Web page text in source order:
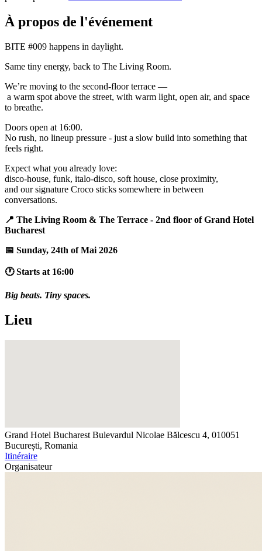
À propos de l'événement
BITE #009 happens in daylight.
Same tiny energy, back to The Living Room.
We’re moving to the second-floor terrace —
a warm spot above the street, with warm light, open air, and space
to breathe.
Doors open at 16:00.
No rush, no lineup pressure - just a slow build into something that
feels right.
Expect what you already love:
disco-house, funk, italo-disco, soft house, close proximity,
and our signature Croco sticks somewhere in between
conversations.
📍 The Living Room & The Terrace - 2nd floor of Grand Hotel
Bucharest
📅 Sunday, 24th of Mai 2026
🕐 Starts at 16:00
Big beats. Tiny spaces.
Lieu
Grand Hotel Bucharest Bulevardul Nicolae Bălcescu 4, 010051
București, Romania
Itinéraire
Organisateur